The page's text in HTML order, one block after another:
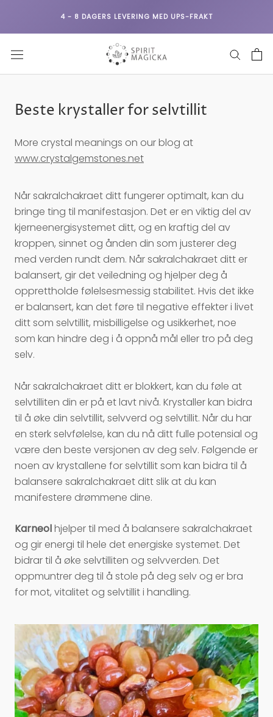
4 - 8 DAGERS LEVERING MED UPS-FRAKT
Beste krystaller for selvtillit
More crystal meanings on our blog at
www.crystalgemstones.net
Når sakralchakraet ditt fungerer optimalt, kan du
bringe ting til manifestasjon. Det er en viktig del av
kjerneenergisystemet ditt, og en kraftig del av
kroppen, sinnet og ånden din som justerer deg
med verden rundt dem. Når sakralchakraet ditt er
balansert, gir det veiledning og hjelper deg å
opprettholde følelsesmessig stabilitet. Hvis det ikke
er balansert, kan det føre til negative effekter i livet
ditt som selvtillit, misbilligelse og usikkerhet, noe
som kan hindre deg i å oppnå mål eller tro på deg
selv.
Når sakralchakraet ditt er blokkert, kan du føle at
selvtilliten din er på et lavt nivå. Krystaller kan bidra
til å øke din selvtillit, selvverd og selvtillit. Når du har
en sterk selvfølelse, kan du nå ditt fulle potensial og
være den beste versjonen av deg selv. Følgende er
noen av krystallene for selvtillit som kan bidra til å
balansere sakralchakraet ditt slik at du kan
manifestere drømmene dine.
Karneolhjelper til med å balansere sakralchakraet
og gir energi til hele det energiske systemet. Det
bidrar til å øke selvtilliten og selvverden. Det
oppmuntrer deg til å stole på deg selv og er bra
for mot, vitalitet og selvtillit i handling.